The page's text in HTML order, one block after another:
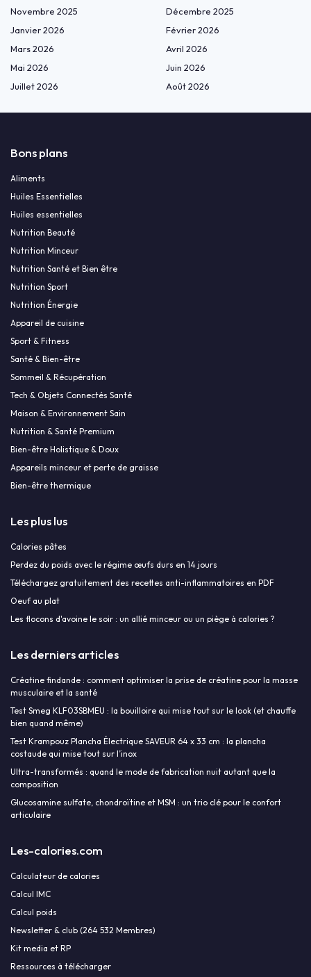
Novembre 2025
Décembre 2025
Janvier 2026
Février 2026
Mars 2026
Avril 2026
Mai 2026
Juin 2026
Juillet 2026
Août 2026
Bons plans
Aliments
Huiles Essentielles
Huiles essentielles
Nutrition Beauté
Nutrition Minceur
Nutrition Santé et Bien être
Nutrition Sport
Nutrition Énergie
Appareil de cuisine
Sport & Fitness
Santé & Bien-être
Sommeil & Récupération
Tech & Objets Connectés Santé
Maison & Environnement Sain
Nutrition & Santé Premium
Bien-être Holistique & Doux
Appareils minceur et perte de graisse
Bien-être thermique
Les plus lus
Calories pâtes
Perdez du poids avec le régime œufs durs en 14 jours
Téléchargez gratuitement des recettes anti-inflammatoires en PDF
Oeuf au plat
Les flocons d'avoine le soir : un allié minceur ou un piège à calories ?
Les derniers articles
Créatine findande : comment optimiser la prise de créatine pour la masse
musculaire et la santé
Test Smeg KLF03SBMEU : la bouilloire qui mise tout sur le look (et chauffe
bien quand même)
Test Krampouz Plancha Électrique SAVEUR 64 x 33 cm : la plancha
costaude qui mise tout sur l’inox
Ultra-transformés : quand le mode de fabrication nuit autant que la
composition
Glucosamine sulfate, chondroïtine et MSM : un trio clé pour le confort
articulaire
Les-calories.com
Calculateur de calories
Calcul IMC
Calcul poids
Newsletter & club (264 532 Membres)
Kit media et RP
Ressources à télécharger